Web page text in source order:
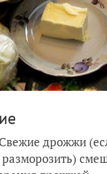
Свежие дрожжи